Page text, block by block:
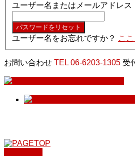
ユーザー名またはメールアドレス
ユーザー名をお忘れですか？ こ
お問い合わせ TEL 06-6203-1305 受